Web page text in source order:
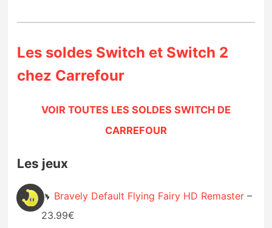
Les soldes Switch et Switch 2
chez Carrefour
VOIR TOUTES LES SOLDES SWITCH DE
CARREFOUR
Les jeux
🔥 Bravely Default Flying Fairy HD Remaster –
23.99€